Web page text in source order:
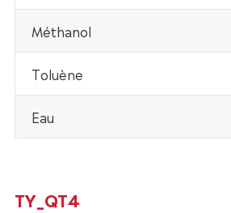
Méthanol
Toluène
Eau
TY_QT4